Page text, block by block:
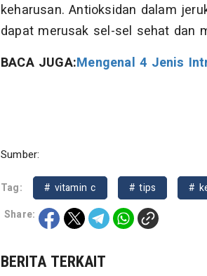
keharusan. Antioksidan dalam
dapat merusak sel-sel sehat dan
BACA JUGA:Mengenal 4 Jenis
Sumber:
Tag: # vitamin c # tips
#
Share:
BERITA TERKAIT